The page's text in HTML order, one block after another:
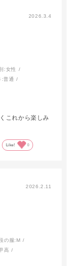
2026.3.4
:女性
:普通
これから楽しみ
Like! 0
2026.2.11
の服: M
高